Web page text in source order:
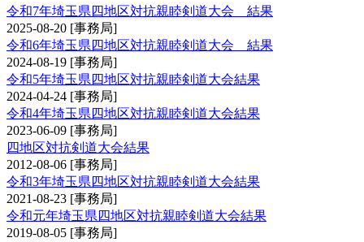
令和7年埼玉県四地区対抗親睦剣道大会 結果
2025-08-20 [事務局]
令和6年埼玉県四地区対抗親睦剣道大会 結果
2024-08-19 [事務局]
令和5年埼玉県四地区対抗親睦剣道大会結果
2024-04-24 [事務局]
令和4年埼玉県四地区対抗親睦剣道大会結果
2023-06-09 [事務局]
四地区対抗剣道大会結果
2012-08-06 [事務局]
令和3年埼玉県四地区対抗親睦剣道大会結果
2021-08-23 [事務局]
令和元年埼玉県四地区対抗親睦剣道大会結果
2019-08-05 [事務局]